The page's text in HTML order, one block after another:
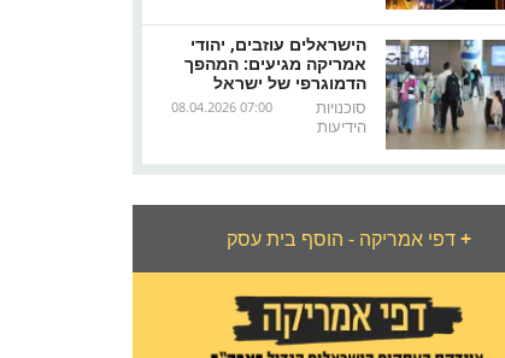
הישראלים עוזבים, יהודי
אמריקה מגיעים: המהפך
הדמוגרפי של ישראל
08.04.2026 07:00
סוכנויות
הידיעות
דפי אמריקה - הוסף בית עסק+